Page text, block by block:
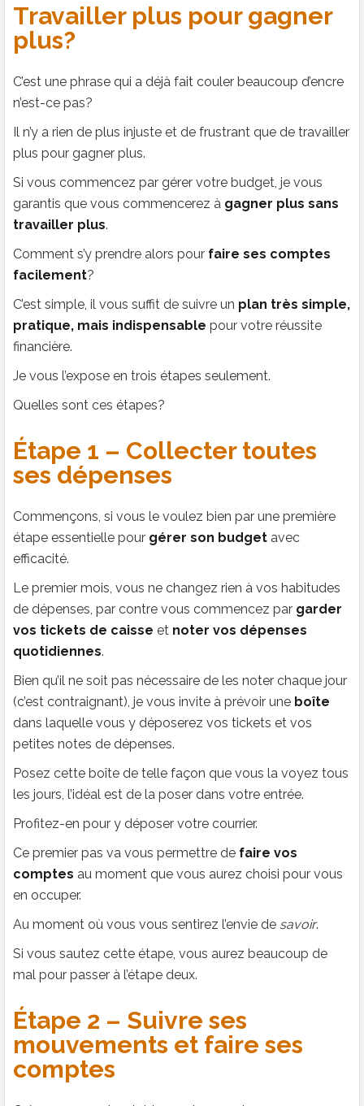
Travailler plus pour gagner
plus?
C’est une phrase qui a déjà fait couler beaucoup d’encre
n’est-ce pas?
Il n’y a rien de plus injuste et de frustrant que de travailler
plus pour gagner plus.
Si vous commencez par gérer votre budget, je vous
garantis que vous commencerez à gagner plus sans
travailler plus.
Comment s’y prendre alors pour faire ses comptes
facilement?
C’est simple, il vous suffit de suivre un plan très simple,
pratique, mais indispensable pour votre réussite
financière.
Je vous l’expose en trois étapes seulement.
Quelles sont ces étapes?
Étape 1 – Collecter toutes
ses dépenses
Commençons, si vous le voulez bien par une première
étape essentielle pour gérer son budget avec
efficacité.
Le premier mois, vous ne changez rien à vos habitudes
de dépenses, par contre vous commencez par garder
vos tickets de caisse et noter vos dépenses
quotidiennes.
Bien qu’il ne soit pas nécessaire de les noter chaque jour
(c’est contraignant), je vous invite à prévoir une boîte
dans laquelle vous y déposerez vos tickets et vos
petites notes de dépenses.
Posez cette boîte de telle façon que vous la voyez tous
les jours, l’idéal est de la poser dans votre entrée.
Profitez-en pour y déposer votre courrier.
Ce premier pas va vous permettre de faire vos
comptes au moment que vous aurez choisi pour vous
en occuper.
Au moment où vous vous sentirez l’envie de savoir.
Si vous sautez cette étape, vous aurez beaucoup de
mal pour passer à l’étape deux.
Étape 2 – Suivre ses
mouvements et faire ses
comptes